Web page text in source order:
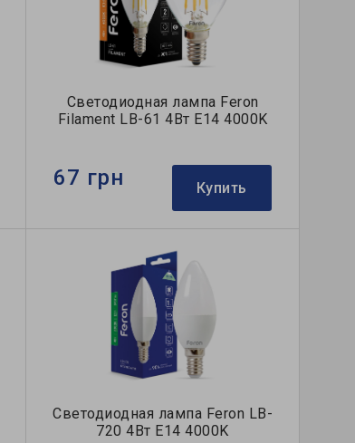
Светодиодная лампа Feron
Filament LB-61 4Вт E14 4000K
67 грн Купить
Светодиодная лампа Feron LB-
720 4Вт E14 4000K